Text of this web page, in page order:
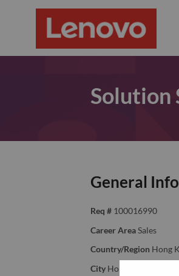
Solution
General
Req # 100016990
Career Area Sales
Country/Region Hong
City Hong Kong